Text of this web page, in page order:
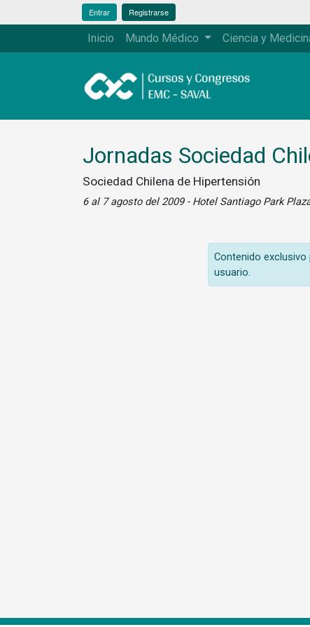
Entrar Registrarse
Inicio Mundo Médico Ciencia y
Jornadas Sociedad
Sociedad Chilena de Hipertensión
6 al 7 agosto del 2009 - Hotel Santiago Park
Contenido
usuario.